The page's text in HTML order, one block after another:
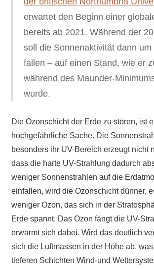
erwartet den Beginn einer
bereits ab 2021. Während der
soll die Sonnenaktivität dann
fallen – auf einen Stand, wie er
während des Maunder-
wurde.
Die Ozonschicht der Erde zu stören, ist
hochgefährliche Sache. Die
besonders ihr UV-Bereich erzeugt nicht
dass die harte UV-Strahlung dadurch
weniger Sonnenstrahlen auf die
einfallen, wird die Ozonschicht dünner,
weniger Ozon, das sich in der
Erde spannt. Das Ozon fängt die UV-
erwärmt sich dabei. Wird das deutlich
sich die Luftmassen in der Höhe ab,
tieferen Schichten Wind-und